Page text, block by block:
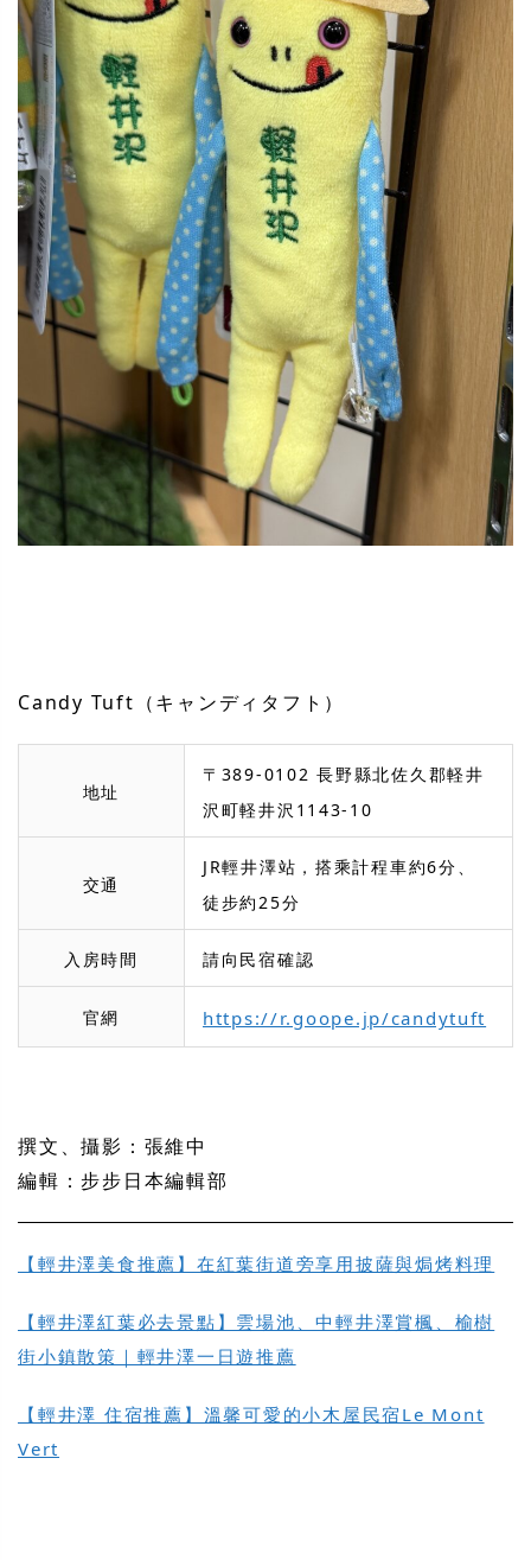
Candy Tuft（キャンディタフト）
地址
〒389-0102 長野縣北佐久郡軽井
沢町軽井沢1143-10
交通
JR輕井澤站，搭乘計程車約6分、
徒步約25分
入房時間 請向民宿確認
官網 https://r.goope.jp/candytuft
撰文、攝影：張維中
編輯：步步日本編輯部
【輕井澤美食推薦】在紅葉街道旁享用披薩與焗烤料理
【輕井澤紅葉必去景點】雲場池、中輕井澤賞楓、榆樹
街小鎮散策｜輕井澤一日遊推薦
【輕井澤 住宿推薦】溫馨可愛的小木屋民宿Le Mont
Vert